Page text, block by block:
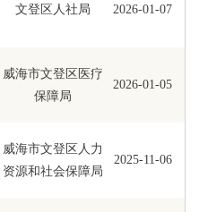
文登区人社局 2026-01-07
威海市文登区医疗
保障局
2026-01-05
威海市文登区人力
资源和社会保障局
2025-11-06